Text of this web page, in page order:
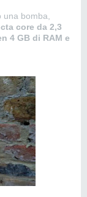
bomba,
core da 2,3
4 GB di RAM e